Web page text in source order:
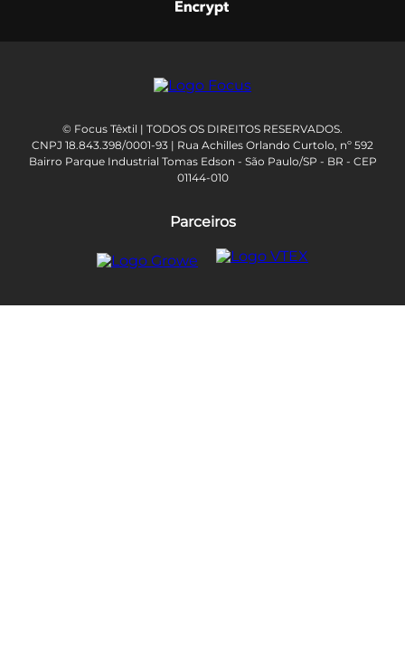
© Focus Têxtil | TODOS OS DIREITOS RESERVADOS.
CNPJ 18.843.398/0001-93 | Rua Achilles Orlando Curtolo, nº 592
Bairro Parque Industrial Tomas Edson - São Paulo/SP - BR - CEP
01144-010
Parceiros